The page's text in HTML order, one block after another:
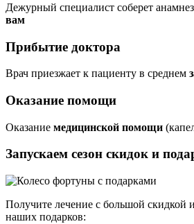
Дежурный специалист соберет
вам
Прибытие доктора
Врач приезжает к пациенту в среднем
Оказание помощи
Оказание медицинской помощи
Запускаем сезон скидок и
Получите лечение с большой скидкой
наших подарков: